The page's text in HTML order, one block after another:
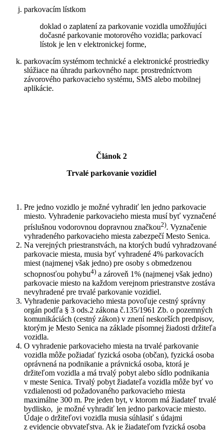
parkovacím lístkom
doklad o zaplatení za parkovanie vozidla umožňujúci
dočasné parkovanie motorového vozidla; parkovací
lístok je len v elektronickej forme,
parkovacím systémom technické a elektronické prostriedky
slúžiace na úhradu parkovného napr. prostredníctvom
závorového parkovacieho systému, SMS alebo mobilnej
aplikácie.
Článok 2
Trvalé parkovanie vozidiel
Pre jedno vozidlo je možné vyhradiť len jedno parkovacie
miesto. Vyhradenie parkovacieho miesta musí byť vyznačené
príslušnou vodorovnou dopravnou značkou2). Vyznačenie
vyhradeného parkovacieho miesta zabezpečí Mesto Senica.
Na verejných priestranstvách, na ktorých budú vyhradzované
parkovacie miesta, musia byť vyhradené 4% parkovacích
miest (najmenej však jedno) pre osoby s obmedzenou
schopnosťou pohybu4) a zároveň 1% (najmenej však jedno)
parkovacie miesto na každom verejnom priestranstve zostáva
nevyhradené pre trvalé parkovanie vozidiel.
Vyhradenie parkovacieho miesta povoľuje cestný správny
orgán podľa § 3 ods.2 zákona č.135/1961 Zb. o pozemných
komunikáciách (cestný zákon) v znení neskorších predpisov,
ktorým je Mesto Senica na základe písomnej žiadosti držiteľa
vozidla.
O vyhradenie parkovacieho miesta na trvalé parkovanie
vozidla môže požiadať fyzická osoba (občan), fyzická osoba
oprávnená na podnikanie a právnická osoba, ktorá je
držiteľom vozidla a má trvalý pobyt alebo sídlo podnikania
v meste Senica. Trvalý pobyt žiadateľa vozidla môže byť vo
vzdialenosti od požadovaného parkovacieho miesta
maximálne 300 m. Pre jeden byt, v ktorom má žiadateľ trvalé
bydlisko, je možné vyhradiť len jedno parkovacie miesto.
Údaje o držiteľovi vozidla musia súhlasiť s údajmi
z evidencie obyvateľstva. Ak je žiadateľom fyzická osoba